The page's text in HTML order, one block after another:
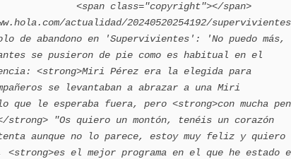
<span class="copyright"></span>
actualidad/20240520254192/
de abandono en 'Supervivientes': 'No puedo más,
se pusieron de pie como es habitual en el
<strong>Miri Pérez era la elegida para
se levantaban a abrazar a una Miri
que le esperaba fuera, pero <strong>con mucha
"Os quiero un montón, tenéis un corazón
aunque no lo parece, estoy muy feliz y quiero
el mejor programa en el que he estado